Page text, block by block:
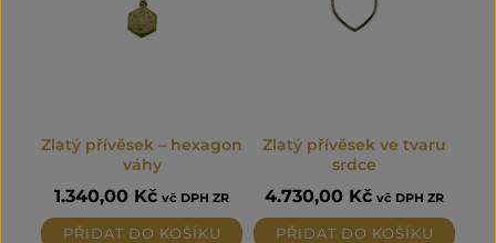
Zlatý přívěsek – hexagon
váhy
1.340,00 Kč vč DPH ZR
PŘIDAT DO KOŠÍKU
Zlatý přívěsek ve tvaru
srdce
4.730,00 Kč vč DPH ZR
PŘIDAT DO KOŠÍKU